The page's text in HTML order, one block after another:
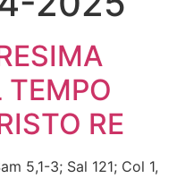
TEMPO
RE
5,1-3; Sal 121; Col 1,